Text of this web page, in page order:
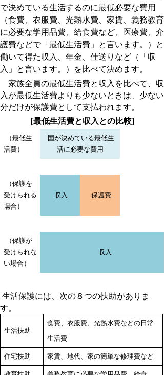
で決めている生活するのに最低必要な費用
（食費、衣服費、光熱水費、家賃、義務教育
に必要な学用品費、給食費など、医療費、介
護費などで「最低生活費」と言います。）と
働いて得た収入、年金、仕送りなど（「収
入」と言います。）を比べて決めます。
家族全員の最低生活費と収入を比べて、収
入が最低生活費よりも少ないときは、少ない
分だけが保護費として支払われます。
[最低生活費と収入との比較]
（最低生
活費）
国が決めている最低生
活に必要な費用
（保護を
受けられる
場合）
収入 保護費
（保護が
受けられな
い場合）
収入
生活保護には、次の８つの扶助がありま
す。
生活扶助
食費、衣服費、光熱水費などの日常
生活費
住宅扶助 家賃、地代、家の簡単な修理費など